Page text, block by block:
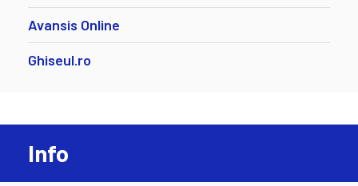
Avansis Online
Ghiseul.ro
Info